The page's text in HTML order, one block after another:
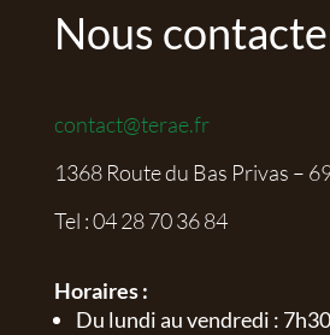
Nous
contact@terae.fr
1368 Route du Bas Privas –
Tel :04 28 70 36 84
Horaires :
Du lundi au vendredi :